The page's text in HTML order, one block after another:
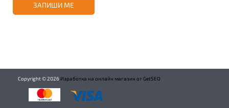
ЗАПИШИ МЕ
Copyright ©2026 Изработка на онлайн магазин от GetSEO